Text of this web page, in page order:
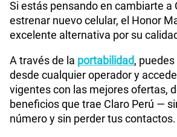
Si estás pensando en cambiarte a
estrenar nuevo celular, el Honor
excelente alternativa por su
A través de la portabilidad,
desde cualquier operador y
vigentes con las mejores ofertas,
beneficios que trae Claro Perú —
número y sin perder tus contactos.